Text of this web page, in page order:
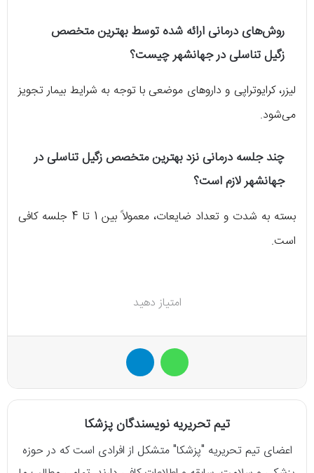
روش‌های درمانی ارائه شده توسط بهترین متخصص
زگیل تناسلی در جهانشهر چیست؟
لیزر، کرایوتراپی و داروهای موضعی با توجه به شرایط بیمار تجویز
می‌شود.
چند جلسه درمانی نزد بهترین متخصص زگیل تناسلی در
جهانشهر لازم است؟
بسته به شدت و تعداد ضایعات، معمولاً بین 1 تا 4 جلسه کافی
است.
امتیاز دهید
واتس آپ
تیم تحریریه نویسندگان پزشکا
اعضای تیم تحریریه "پزشکا" متشکل از افرادی است که در حوزه